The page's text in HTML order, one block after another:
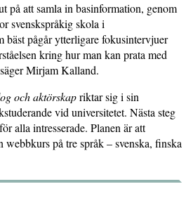
på att samla in basinformation, genom
svenskspråkig skola i
bäst pågår ytterligare fokusintervjuer
kring hur man kan prata med
Mirjam Kalland.
och aktörskapriktar sig i sin
vid universitetet. Nästa steg
alla intresserade. Planen är att
webbkurs på tre språk – svenska, finska